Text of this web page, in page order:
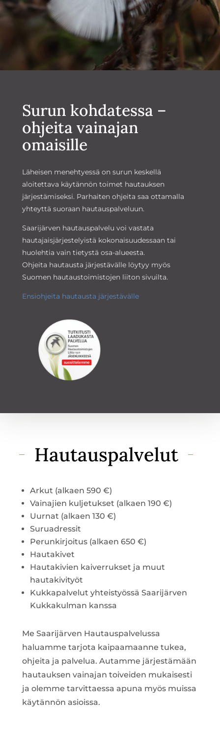
Surun kohdatessa –
ohjeita vainajan
omaisille
Läheisen menehtyessä on surun keskellä
aloitettava käytännön toimet hautauksen
järjestämiseksi. Parhaiten ohjeita saa ottamalla
yhteyttä suoraan hautauspalveluun.
Saarijärven hautauspalvelu voi vastata
hautajaisjärjestelyistä kokonaisuudessaan tai
huolehtia vain tietystä osa-alueesta.
Ohjeita hautausta järjestävälle löytyy myös
Suomen hautaustoimistojen liiton sivuilta.
Ensiohjeita hautausta järjestävälle
Hautauspalvelut
Arkut (alkaen 590 €)
Vainajien kuljetukset (alkaen 190 €)
Uurnat (alkaen 130 €)
Suruadressit
Perunkirjoitus (alkaen 650 €)
Hautakivet
Hautakivien kaiverrukset ja muut
hautakivityöt
Kukkapalvelut yhteistyössä Saarijärven
Kukkakulman kanssa
Me Saarijärven Hautauspalvelussa
haluamme tarjota kaipaamaanne tukea,
ohjeita ja palvelua. Autamme järjestämään
hautauksen vainajan toiveiden mukaisesti
ja olemme tarvittaessa apuna myös muissa
käytännön asioissa.